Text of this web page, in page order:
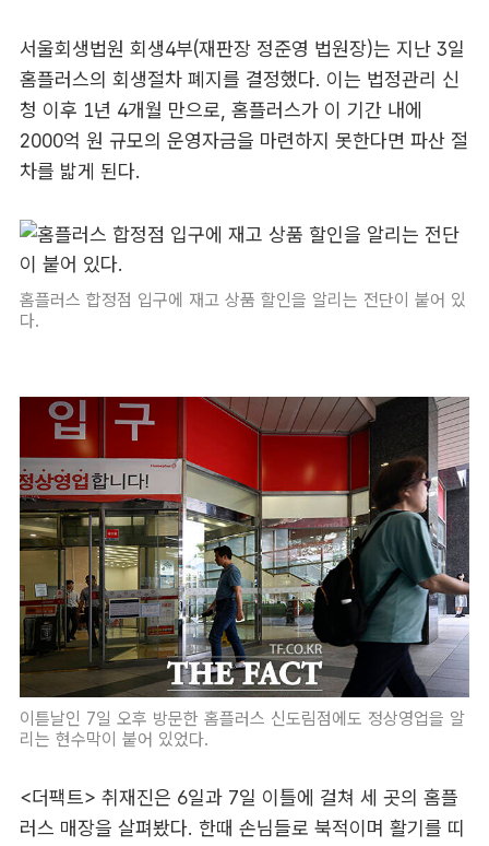
서울회생법원 회생4부(재판장 정준영 법원장)는 지난 3일
홈플러스의 회생절차 폐지를 결정했다. 이는 법정관리 신
청 이후 1년 4개월 만으로, 홈플러스가 이 기간 내에
2000억 원 규모의 운영자금을 마련하지 못한다면 파산 절
차를 밟게 된다.
홈플러스 합정점 입구에 재고 상품 할인을 알리는 전단이 붙어 있
다.
이튿날인 7일 오후 방문한 홈플러스 신도림점에도 정상영업을 알
리는 현수막이 붙어 있었다.
<더팩트> 취재진은 6일과 7일 이틀에 걸쳐 세 곳의 홈플
러스 매장을 살펴봤다. 한때 손님들로 북적이며 활기를 띠